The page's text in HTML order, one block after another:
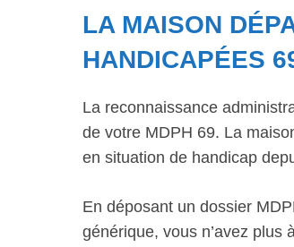
LA MAISON
HANDICAPÉES
La reconnaissance
de votre MDPH 69. La
en situation de handicap
En déposant un dossier
générique, vous n’avez plus